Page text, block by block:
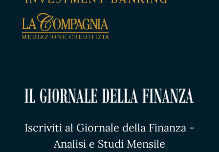
Iscriviti al Giornale della Finanza -
Analisi e Studi Mensile